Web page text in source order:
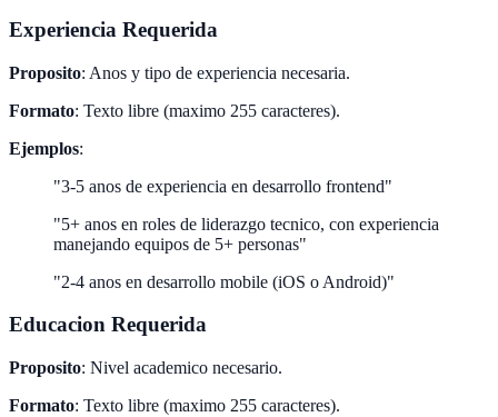
Experiencia Requerida
Proposito: Anos y tipo de experiencia necesaria.
Formato: Texto libre (maximo 255 caracteres).
Ejemplos:
"3-5 anos de experiencia en desarrollo frontend"
"5+ anos en roles de liderazgo tecnico, con experiencia
manejando equipos de 5+ personas"
"2-4 anos en desarrollo mobile (iOS o Android)"
Educacion Requerida
Proposito: Nivel academico necesario.
Formato: Texto libre (maximo 255 caracteres).